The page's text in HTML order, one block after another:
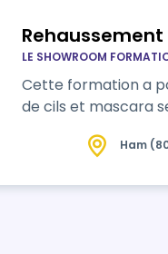
LE SHOWROOM
Cette formation a
de cils et mascara
Ham